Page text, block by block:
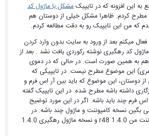
این افزونه که در تایپیکمشکل با ماژول کد
کردم. ظاهرا مشکل خیلی از دوستان هم
من این تایپیک رو به دقت مطالعه کردم.
میکنم بعد از ورود به سایت بدون وارد کردن
کد رهگیری نوشته رکوردی یافت نشد . بعد از
هم به همین صورت است. در حالی که در دموی
این موضوع مطرح نیست. در تایپیکی که
دوستان، این موضوع که باید بین آر اس فرم و
داشته باشه مطرح شده. در این تایپیک گفته
فرم چند باید باشه. اگر در این مورد توضیح
بگین نسخه کامپوننت و ماژول چند باشه. در
حال حاضر نسخه کامپوننت من 1.4.0 r48 و نسخه ماژول رهگیری 1.4.0